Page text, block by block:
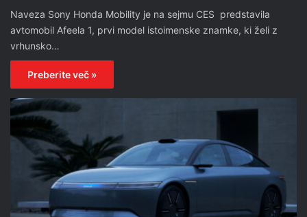
Naveza Sony Honda Mobility je na sejmu CES predstavila
avtomobil Afeela 1, prvi model istoimenske znamke, ki želi z
vrhunsko…
Preberite več »